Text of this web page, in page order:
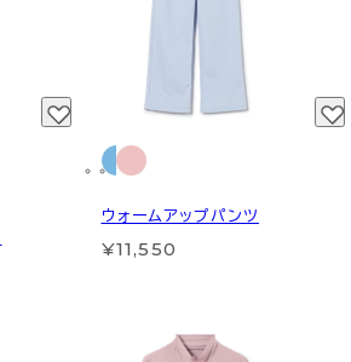
ウォームアップパンツ
¥11,550